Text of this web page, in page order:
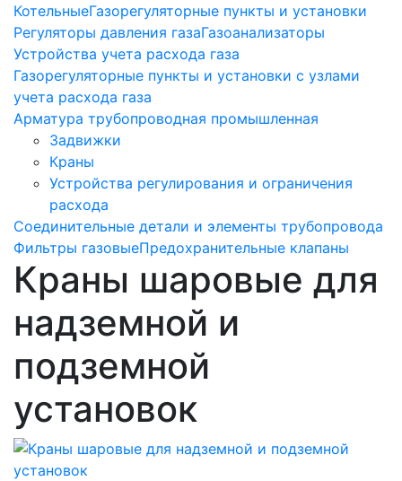
КотельныеГазорегуляторные пункты и установки
Регуляторы давления газаГазоанализаторы
Устройства учета расхода газа
Газорегуляторные пункты и установки с узлами
учета расхода газа
Арматура трубопроводная промышленная
Задвижки
Краны
Устройства регулирования и ограничения
расхода
Соединительные детали и элементы трубопровода
Фильтры газовыеПредохранительные клапаны
Краны шаровые для
надземной и
подземной
установок